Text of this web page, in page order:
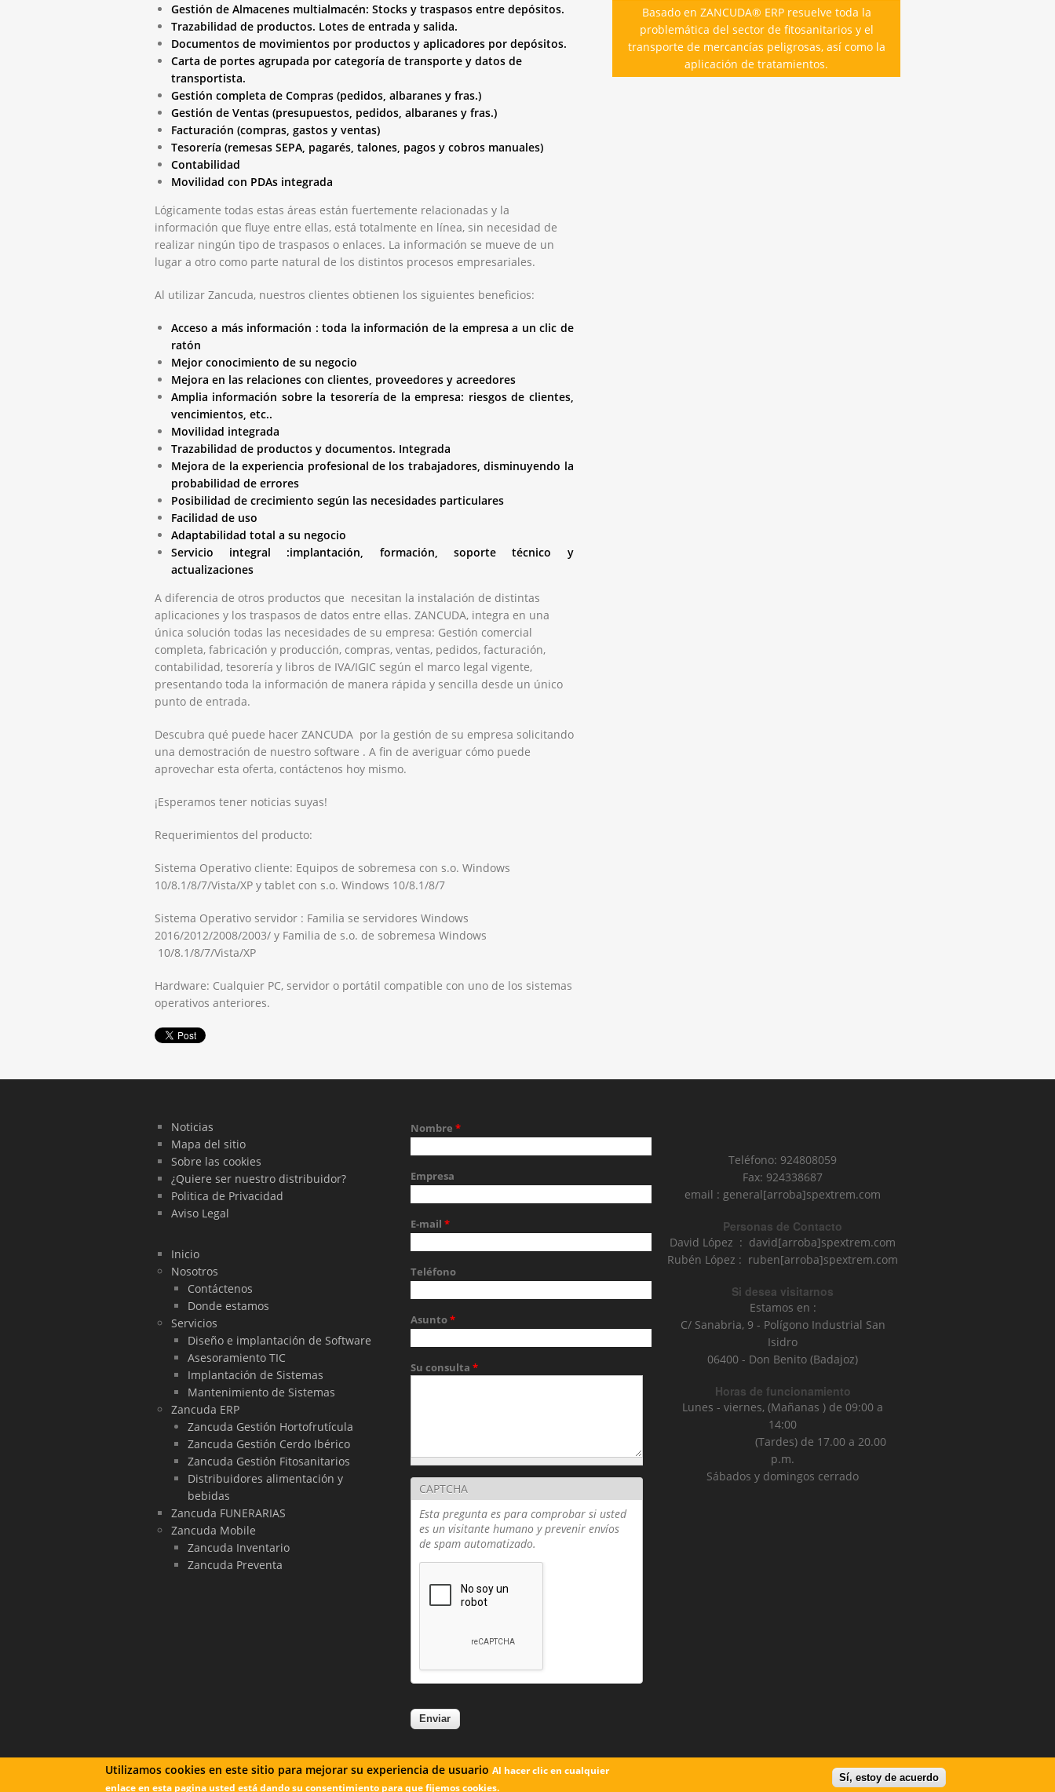
Gestión de Almacenes multialmacén: Stocks y traspasos entre depósitos.
Trazabilidad de productos. Lotes de entrada y salida.
Documentos de movimientos por productos y aplicadores por depósitos.
Carta de portes agrupada por categoría de transporte y datos de
transportista.
Gestión completa de Compras (pedidos, albaranes y fras.)
Gestión de Ventas (presupuestos, pedidos, albaranes y fras.)
Facturación (compras, gastos y ventas)
Tesorería (remesas SEPA, pagarés, talones, pagos y cobros manuales)
Contabilidad
Movilidad con PDAs integrada
Lógicamente todas estas áreas están fuertemente relacionadas y la
información que fluye entre ellas, está totalmente en línea, sin necesidad de
realizar ningún tipo de traspasos o enlaces. La información se mueve de un
lugar a otro como parte natural de los distintos procesos empresariales.
Al utilizar Zancuda, nuestros clientes obtienen los siguientes beneficios:
Acceso a más información : toda la información de la empresa a un clic de
ratón
Mejor conocimiento de su negocio
Mejora en las relaciones con clientes, proveedores y acreedores
Amplia información sobre la tesorería de la empresa: riesgos de clientes,
vencimientos, etc..
Movilidad integrada
Trazabilidad de productos y documentos. Integrada
Mejora de la experiencia profesional de los trabajadores, disminuyendo la
probabilidad de errores
Posibilidad de crecimiento según las necesidades particulares
Facilidad de uso
Adaptabilidad total a su negocio
Servicio integral :implantación, formación, soporte técnico y
actualizaciones
A diferencia de otros productos que necesitan la instalación de distintas
aplicaciones y los traspasos de datos entre ellas. ZANCUDA, integra en una
única solución todas las necesidades de su empresa: Gestión comercial
completa, fabricación y producción, compras, ventas, pedidos, facturación,
contabilidad, tesorería y libros de IVA/IGIC según el marco legal vigente,
presentando toda la información de manera rápida y sencilla desde un único
punto de entrada.
Descubra qué puede hacer ZANCUDA por la gestión de su empresa solicitando
una demostración de nuestro software . A fin de averiguar cómo puede
aprovechar esta oferta, contáctenos hoy mismo.
¡Esperamos tener noticias suyas!
Requerimientos del producto:
Sistema Operativo cliente: Equipos de sobremesa con s.o. Windows
10/8.1/8/7/Vista/XP y tablet con s.o. Windows 10/8.1/8/7
Sistema Operativo servidor : Familia se servidores Windows
2016/2012/2008/2003/ y Familia de s.o. de sobremesa Windows
10/8.1/8/7/Vista/XP
Hardware: Cualquier PC, servidor o portátil compatible con uno de los sistemas
operativos anteriores.
Basado en ZANCUDA® ERP resuelve toda la
problemática del sector de fitosanitarios y el
transporte de mercancías peligrosas, así como la
aplicación de tratamientos.
Noticias
Mapa del sitio
Sobre las cookies
¿Quiere ser nuestro distribuidor?
Politica de Privacidad
Aviso Legal
Inicio
Nosotros
Contáctenos
Donde estamos
Servicios
Diseño e implantación de Software
Asesoramiento TIC
Implantación de Sistemas
Mantenimiento de Sistemas
Zancuda ERP
Zancuda Gestión Hortofrutícula
Zancuda Gestión Cerdo Ibérico
Zancuda Gestión Fitosanitarios
Distribuidores alimentación y
bebidas
Zancuda FUNERARIAS
Zancuda Mobile
Zancuda Inventario
Zancuda Preventa
Nombre*
Empresa
E-mail*
Teléfono
Asunto*
Su consulta*
CAPTCHA
Esta pregunta es para comprobar si usted
es un visitante humano y prevenir envíos
de spam automatizado.
Teléfono: 924808059
Fax: 924338687
email : general[arroba]spextrem.com
Personas de Contacto
David López : david[arroba]spextrem.com
Rubén López : ruben[arroba]spextrem.com
Si desea visitarnos
Estamos en :
C/ Sanabria, 9 - Polígono Industrial San
Isidro
06400 - Don Benito (Badajoz)
Horas de funcionamiento
Lunes - viernes, (Mañanas ) de 09:00 a
14:00
(Tardes) de 17.00 a 20.00
p.m.
Sábados y domingos cerrado
Utilizamos cookies en este sitio para mejorar su experiencia de usuario Al hacer clic en cualquier
enlace en esta pagina usted está dando su consentimiento para que fijemos cookies.
Sí, estoy de acuerdo